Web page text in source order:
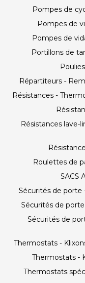
Pompes de
Pompes de
Pompes de
Portillons de
Répartiteurs -
Résistances -
Résistances lave-
Roulettes de
SACS
Sécurités de porte
Sécurités de
Sécurités de
Thermostats -
Thermostats -
Thermostats